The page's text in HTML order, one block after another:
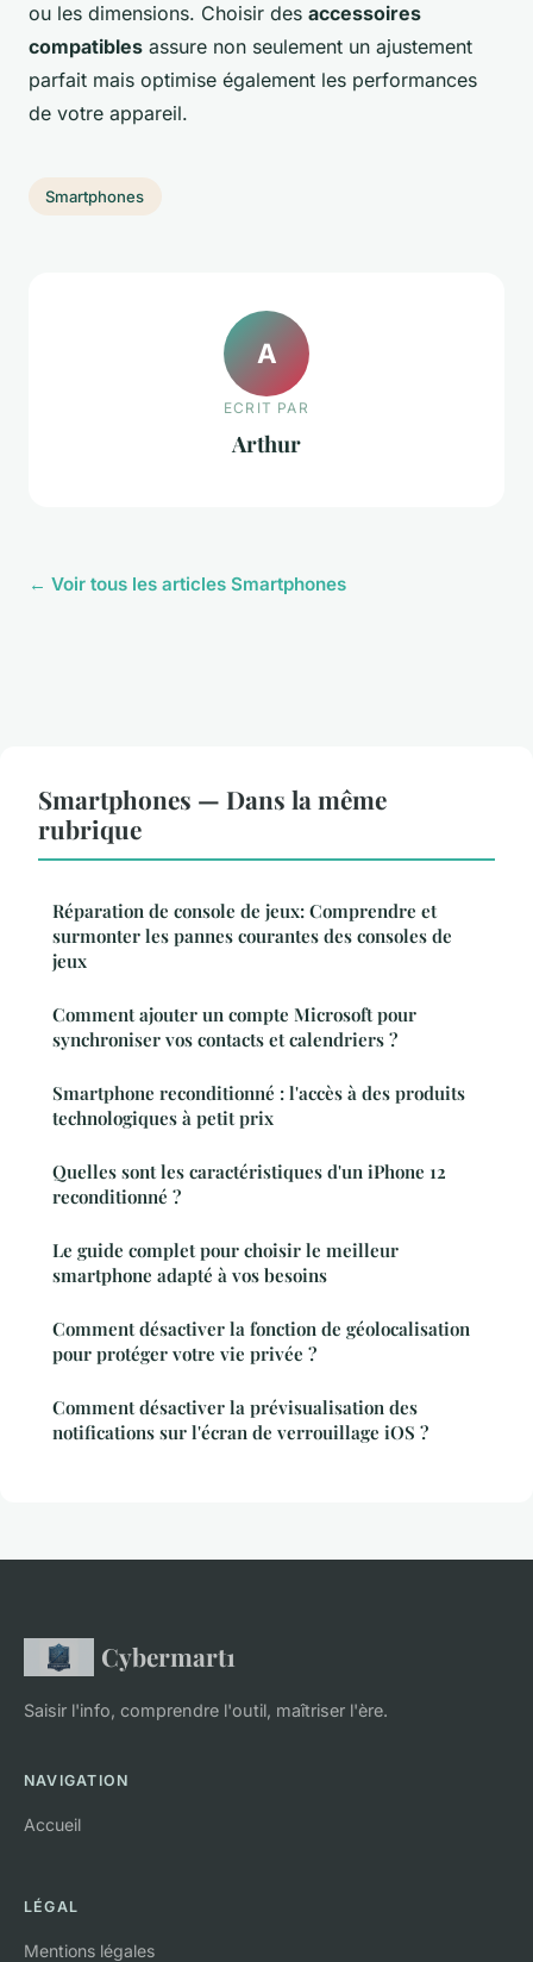
ou les dimensions. Choisir des accessoires
compatibles assure non seulement un ajustement
parfait mais optimise également les performances
de votre appareil.
Smartphones
A
ECRIT PAR
Arthur
← Voir tous les articles Smartphones
Smartphones — Dans la même
rubrique
Réparation de console de jeux: Comprendre et
surmonter les pannes courantes des consoles de
jeux
Comment ajouter un compte Microsoft pour
synchroniser vos contacts et calendriers ?
Smartphone reconditionné : l'accès à des produits
technologiques à petit prix
Quelles sont les caractéristiques d'un iPhone 12
reconditionné ?
Le guide complet pour choisir le meilleur
smartphone adapté à vos besoins
Comment désactiver la fonction de géolocalisation
pour protéger votre vie privée ?
Comment désactiver la prévisualisation des
notifications sur l'écran de verrouillage iOS ?
Cybermart1
Saisir l'info, comprendre l'outil, maîtriser l'ère.
NAVIGATION
Accueil
LÉGAL
Mentions légales